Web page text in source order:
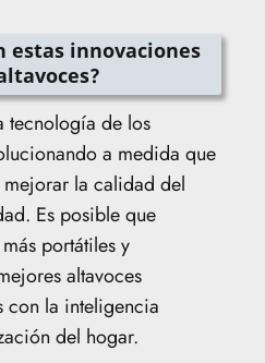
estas innovaciones
tecnología de los
a medida que
la calidad del
Es posible que
portátiles y
altavoces
con la inteligencia
del hogar.